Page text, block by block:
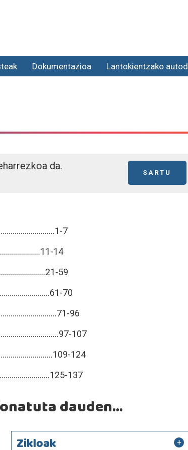
Dokumentazioa Lantokientzako
da.
SARTU
7
14
59
70
96
107
124
137
dauden...
Zikloak